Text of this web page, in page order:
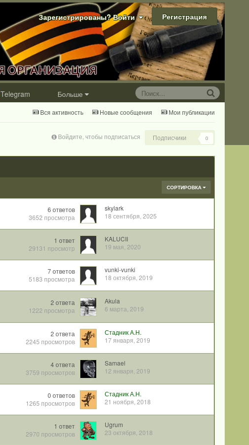
Зарегистрированы? Войти Регистрация
Telegram Больше
Вся активность Новые сообщения Мои публикации
Войдите, чтобы подписаться Подписчики 0
СОРТИРОВКА
6 ответов
3652 просмотра
skylark
18 сентября, 2025
1 ответ
29131 просмотр
KALUCII
19 мая, 2020
7 ответов
5183 просмотра
vunki-vunki
18 октября, 2019
2 ответа
1222 просмотра
Akula
6 марта, 2019
2 ответа
2245 просмотров
Стадник А.Н.
17 января, 2019
4 ответа
3759 просмотров
Samael
12 января, 2019
0 ответов
1265 просмотров
Стадник А.Н.
21 ноября, 2018
1 ответ
2970 просмотров
Ugrum
23 октября, 2018